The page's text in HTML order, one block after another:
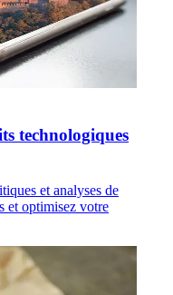
technologiques
et analyses de
et optimisez votre